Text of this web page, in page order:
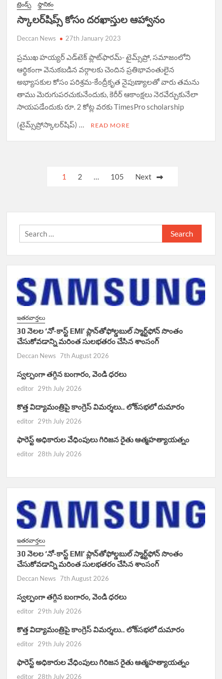
ట్రెండ్స్ స్థానికం
స్కాలర్‌షిప్స్‌ కోసం దరఖాస్తుల ఆహ్వానం
Deccan News 27th January 2023
ప్రముఖ హయ్యర్ ఎడ్‌టెక్ ప్లాట్‌ఫారమ్- టైమ్స్‌ప్రో, సమాజంలోని
ఆర్థికంగా వెనుకబడిన వర్గాలకు చెందిన ప్రతిభావంతులైన
అభ్యాసకుల కోసం పరిశ్రమ-కేంద్రీకృత నైపుణ్యాలతో వారు తమను
తాము మెరుగుపరచుకునేందుకు, కెరీర్ ఆకాంక్షలు నెరవేర్చుకునేలా
సాయపడేందుకు రూ. 2 కోట్ల వరకు TimesPro scholarship
(టైమ్స్‌ప్రోస్కాలర్‌షిప్) …
READ MORE
1 2 … 105 Next
Search
for:
ఇతరవార్తలు
30 నెలల ‘నో-కాస్ట్ EMI’ ప్లాన్‌తోఫోల్డబుల్ స్మార్ట్‌ఫోన్ సొంతం
చేసుకోవడాన్ని మరింత సులభతరం చేసిన శాంసంగ్
Deccan News 7th August 2026
స్వల్పంగా తగ్గిన బంగారం, వెండి ధరలు
editor 29th July 2026
కొత్త విద్యామంత్రిపై కాంగ్రెస్ విమర్శలు.. లోక్‌సభలో దుమారం
editor 29th July 2026
ఫారెస్ట్ అధికారుల వేధింపులు గిరిజన రైతు ఆత్మహత్యాయత్నం
editor 28th July 2026
ఇతరవార్తలు
30 నెలల ‘నో-కాస్ట్ EMI’ ప్లాన్‌తోఫోల్డబుల్ స్మార్ట్‌ఫోన్ సొంతం
చేసుకోవడాన్ని మరింత సులభతరం చేసిన శాంసంగ్
Deccan News 7th August 2026
స్వల్పంగా తగ్గిన బంగారం, వెండి ధరలు
editor 29th July 2026
కొత్త విద్యామంత్రిపై కాంగ్రెస్ విమర్శలు.. లోక్‌సభలో దుమారం
editor 29th July 2026
ఫారెస్ట్ అధికారుల వేధింపులు గిరిజన రైతు ఆత్మహత్యాయత్నం
editor 28th July 2026